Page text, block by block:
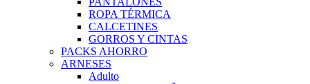
ROPA TÉRMICA
CALCETINES
GORROS Y CINTAS
PACKS AHORRO
ARNESES
Adulto